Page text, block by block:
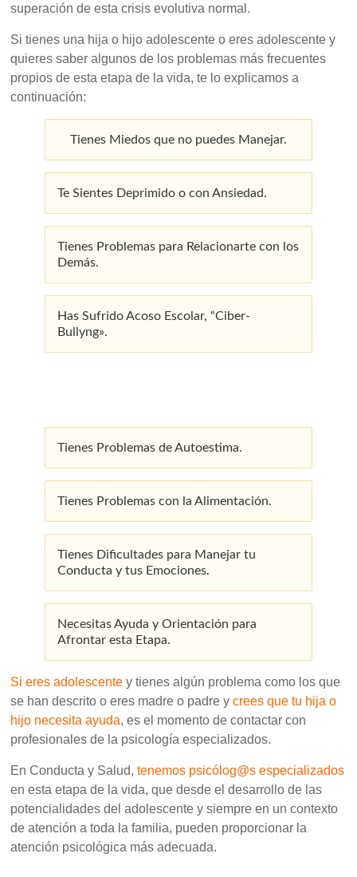
superación de esta crisis evolutiva normal.
Si tienes una hija o hijo adolescente o eres adolescente y
quieres saber algunos de los problemas más frecuentes
propios de esta etapa de la vida, te lo explicamos a
continuación:
Tienes Miedos que no puedes Manejar.
Te Sientes Deprimido o con Ansiedad.
Tienes Problemas para Relacionarte con los
Demás.
Has Sufrido Acoso Escolar, “Ciber-
Bullyng».
Tienes Problemas de Autoestima.
Tienes Problemas con la Alimentación.
Tienes Dificultades para Manejar tu
Conducta y tus Emociones.
Necesitas Ayuda y Orientación para
Afrontar esta Etapa.
Si eres adolescente y tienes algún problema como los que
se han descrito o eres madre o padre ycrees que tu hija o
hijo necesita ayuda, es el momento de contactar con
profesionales de la psicología especializados.
En Conducta y Salud,tenemos psicólog@s especializados
en esta etapa de la vida, que desde el desarrollo de las
potencialidades del adolescente y siempre en un contexto
de atención a toda la familia, pueden proporcionar la
atención psicológica más adecuada.